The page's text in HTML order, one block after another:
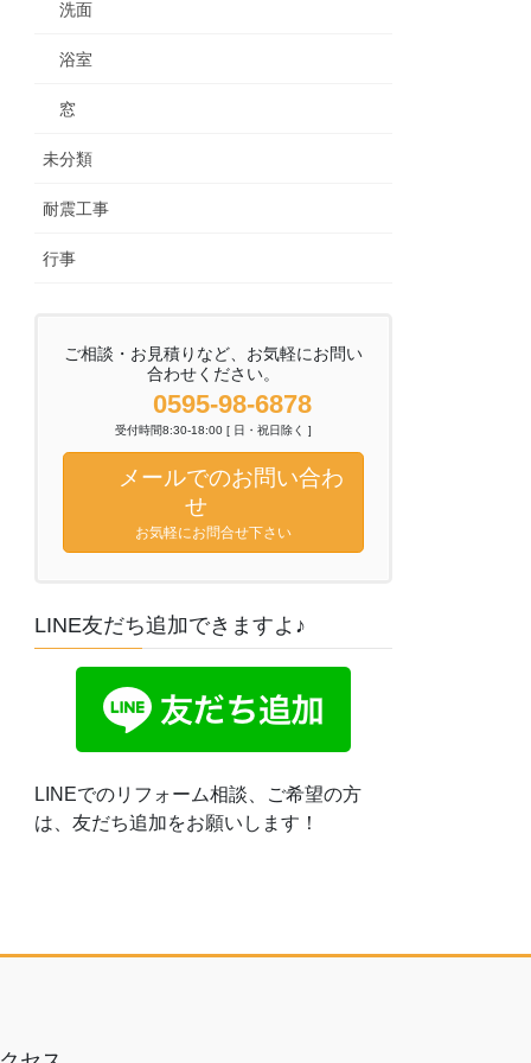
洗面
浴室
窓
未分類
耐震工事
行事
ご相談・お見積りなど、お気軽にお問い
合わせください。
0595-98-6878
受付時間8:30-18:00 [ 日・祝日除く ]
メールでのお問い合わ
せ
お気軽にお問合せ下さい
LINE友だち追加できますよ♪
LINEでのリフォーム相談、ご希望の方
は、友だち追加をお願いします！